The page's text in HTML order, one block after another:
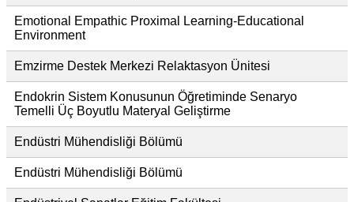
Emotional Empathic Proximal Learning-Educational
Environment
Emzirme Destek Merkezi Relaktasyon Ünitesi
Endokrin Sistem Konusunun Öğretiminde Senaryo
Temelli Üç Boyutlu Materyal Geliştirme
Endüstri Mühendisliği Bölümü
Endüstri Mühendisliği Bölümü